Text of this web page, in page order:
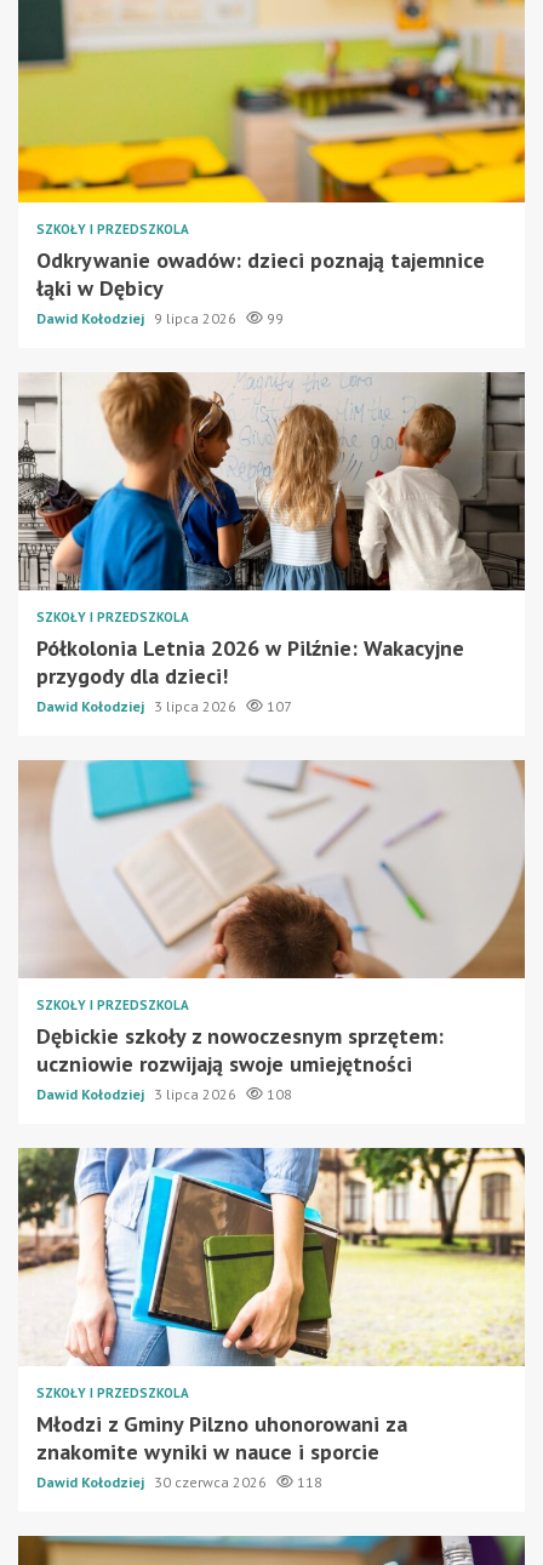
SZKOŁY I PRZEDSZKOLA
Odkrywanie owadów: dzieci poznają tajemnice
łąki w Dębicy
Dawid Kołodziej 9 lipca 2026 99
SZKOŁY I PRZEDSZKOLA
Półkolonia Letnia 2026 w Pilźnie: Wakacyjne
przygody dla dzieci!
Dawid Kołodziej 3 lipca 2026 107
SZKOŁY I PRZEDSZKOLA
Dębickie szkoły z nowoczesnym sprzętem:
uczniowie rozwijają swoje umiejętności
Dawid Kołodziej 3 lipca 2026 108
SZKOŁY I PRZEDSZKOLA
Młodzi z Gminy Pilzno uhonorowani za
znakomite wyniki w nauce i sporcie
Dawid Kołodziej 30 czerwca 2026 118